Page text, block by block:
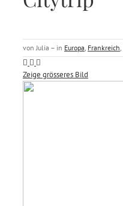
von Julia – in Europa Frankreich
Zeige grösseres Bild